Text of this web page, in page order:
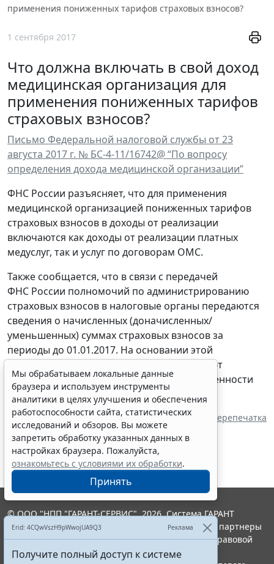
применения пониженных тарифов страховых взносов?
1 сентября 2017
Что должна включать в свой доход
медицинская организация для
применения пониженных тарифов
страховых взносов?
Письмо Федеральной налоговой службы от 23
августа 2017 г. № БС-4-11/16742@ “По вопросу
определения дохода медицинской организации”
ФНС России разъясняет, что для применения
медицинской организацией пониженных тарифов
страховых взносов в доходы от реализации
включаются как доходы от реализации платных
медуслуг, так и услуг по договорам ОМС.
Также сообщается, что в связи с передачей
ФНС России полномочий по администрированию
страховых взносов в налоговые органы передаются
сведения о начисленных (доначисленных/
уменьшенных) суммах страховых взносов за
периоды до 01.01.2017. На основании этой
информации налоговые органы взыскивают
недоимки по страховым взносам и задолженности
по пеням и штрафам.
Источник:ИА "ГАРАНТ" Перепечатка
Мы обрабатываем локальные данные
браузера и используем инструменты
аналитики в целях улучшения и обеспечения
работоспособности сайта, статистических
исследований и обзоров. Вы можете
запретить обработку указанных данных в
настройках браузера. Пожалуйста,
ознакомьтесь с условиями их обработки.
Принять
Erid: 4CQwVszH9pWwojUA9Q3 Реклама
Получите полный доступ к системе
© ООО "НПП "ГАРАНТ-СЕРВИС", 2026. Система ГАРАНТ
выпускается с 1990 года. Компания "Гарант" и ее партнеры
являются участниками Российской ассоциации правовой
информации ГАРАНТ.